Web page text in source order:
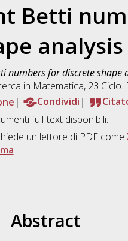
Betti
analysis
numbers for discrete shape
in Matematica, 23
Condividi
full-text disponibili:
un lettore di PDF come
Abstract